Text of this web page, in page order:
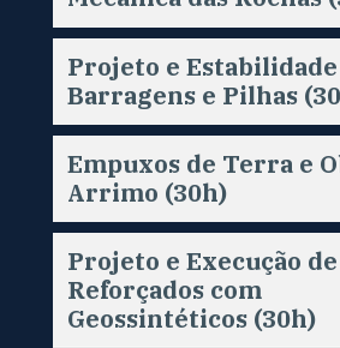
Projeto e
Barragens e Pilhas
Empuxos de Terra e
Arrimo (30h)
Projeto e Execução
Reforçados com
Geossintéticos (30h)